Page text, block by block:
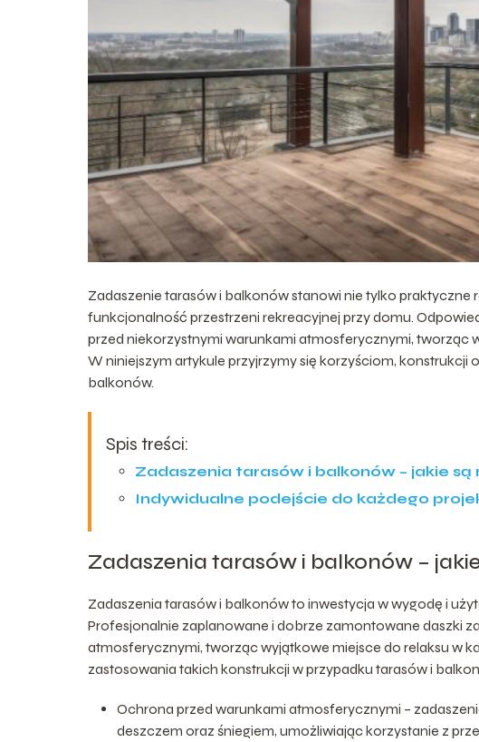
Zadaszenie tarasów i balkonów stanowi nie tylko
funkcjonalność przestrzeni rekreacyjnej przy domu.
przed niekorzystnymi warunkami atmosferycznymi, tworząc
W niniejszym artykule przyjrzymy się korzyściom,
balkonów.
Spis treści:
Zadaszenia tarasów i balkonów – jakie są
Indywidualne podejście do każdego
Zadaszenia tarasów i balkonów –
Zadaszenia tarasów i balkonów to inwestycja w wygodę i
Profesjonalnie zaplanowane i dobrze zamontowane daszki
atmosferycznymi, tworząc wyjątkowe miejsce do relaksu w
zastosowania takich konstrukcji w przypadku tarasów i
Ochrona przed warunkami atmosferycznymi –
deszczem oraz śniegiem, umożliwiając korzystanie z